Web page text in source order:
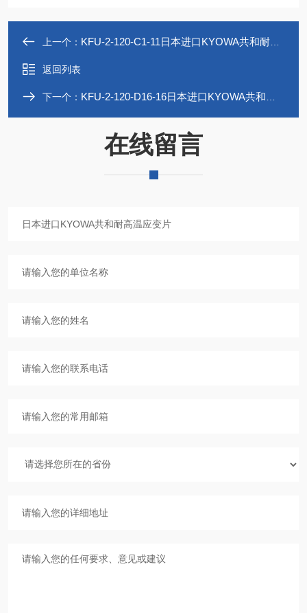
上一个： KFU-2-120-C1-11日本进口KYOWA共和耐高温应变片
返回列表
下一个： KFU-2-120-D16-16日本进口KYOWA共和耐高温应变片
在线留言